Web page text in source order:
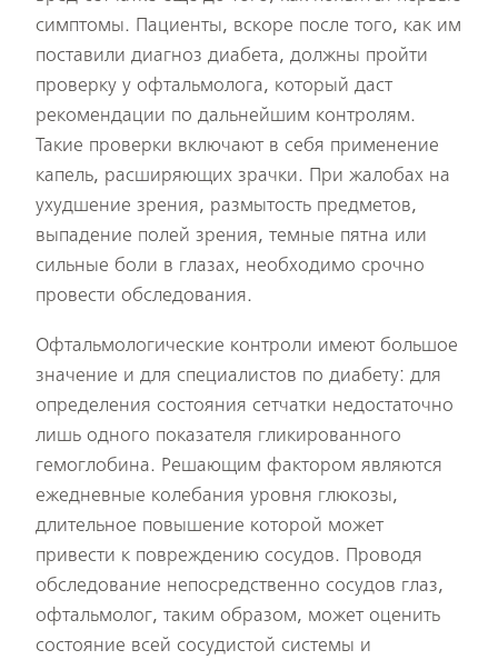
симптомы. Пациенты, вскоре после того, как им
поставили диагноз диабета, должны пройти
проверку у офтальмолога, который даст
рекомендации по дальнейшим контролям.
Такие проверки включают в себя применение
капель, расширяющих зрачки. При жалобах на
ухудшение зрения, размытость предметов,
выпадение полей зрения, темные пятна или
сильные боли в глазах, необходимо срочно
провести обследования.
Офтальмологические контроли имеют большое
значение и для специалистов по диабету: для
определения состояния сетчатки недостаточно
лишь одного показателя гликированного
гемоглобина. Решающим фактором являются
ежедневные колебания уровня глюкозы,
длительное повышение которой может
привести к повреждению сосудов. Проводя
обследование непосредственно сосудов глаз,
офтальмолог, таким образом, может оценить
состояние всей сосудистой системы и